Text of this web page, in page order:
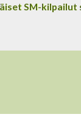
SM-kilpailut